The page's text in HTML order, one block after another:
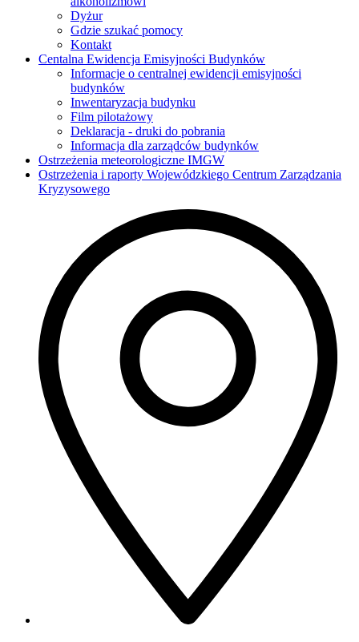
Dyżur
Gdzie szukać pomocy
Kontakt
Centalna Ewidencja Emisyjności Budynków
Informacje o centralnej ewidencji emisyjności
budynków
Inwentaryzacja budynku
Film pilotażowy
Deklaracja - druki do pobrania
Informacja dla zarządców budynków
Ostrzeżenia meteorologiczne IMGW
Ostrzeżenia i raporty Wojewódzkiego Centrum Zarządzania
Kryzysowego